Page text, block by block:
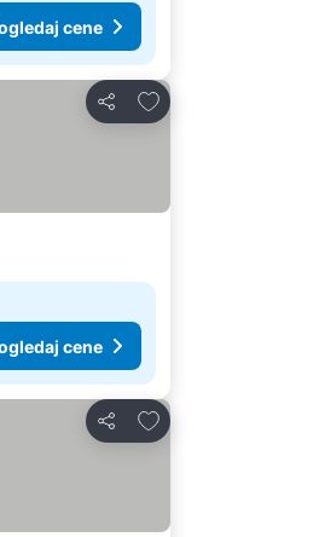
cene
Deli
Dodati u favorite
cene
Deli
Dodati u favorite